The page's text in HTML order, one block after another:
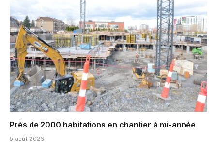
Près de 2000 habitations en chantier à mi-année
5 août 2026